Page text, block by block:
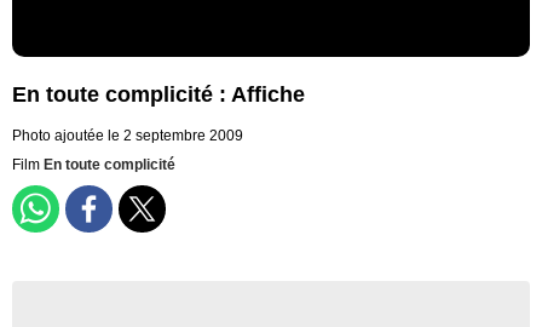
En toute complicité : Affiche
Photo ajoutée le 2 septembre 2009
Film En toute complicité